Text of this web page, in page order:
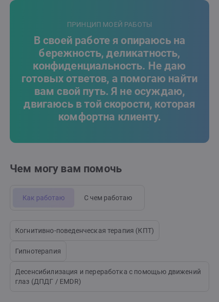
ПРИНЦИП МОЕЙ РАБОТЫ
В своей работе я опираюсь на
бережность, деликатность,
конфиденциальность. Не даю
готовых ответов, а помогаю найти
вам свой путь. Я не осуждаю,
двигаюсь в той скорости, которая
комфортна клиенту.
Чем могу вам помочь
Как работаю С чем работаю
Когнитивно-поведенческая терапия (КПТ)
Гипнотерапия
Десенсибилизация и переработка с помощью движений
глаз (ДПДГ / EMDR)